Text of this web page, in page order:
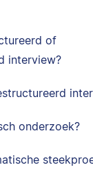
of
interview?
onderzoek?